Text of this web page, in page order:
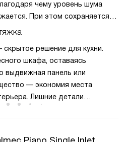
чему уровень шума
При этом сохраняется
и эффективное удаление
особенно актуально для
где важна тишина. Вытяжки
мощность, надежность
решение для кухни.
шкафа, оставаясь
выдвижная панель или
— экономия места
Лишние детали